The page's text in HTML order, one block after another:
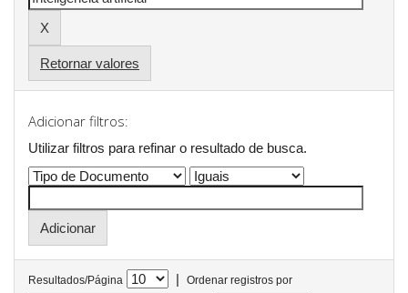
Retornar valores
Adicionar filtros:
Utilizar filtros para refinar o resultado de busca.
Resultados/Página |
Ordenar registros por